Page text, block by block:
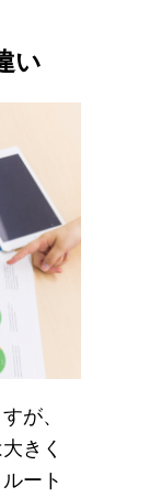
い
が、
きく
ート